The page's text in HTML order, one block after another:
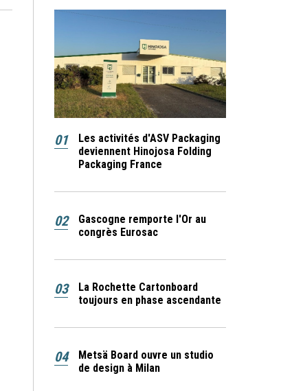
01
Les activités d'ASV Packaging
deviennent Hinojosa Folding
Packaging France
02
Gascogne remporte l'Or au
congrès Eurosac
03
La Rochette Cartonboard
toujours en phase ascendante
04
Metsä Board ouvre un studio
de design à Milan